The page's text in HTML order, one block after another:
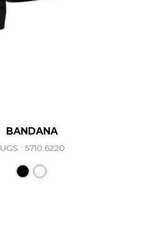
BANDANA
UGS : 5710.6220